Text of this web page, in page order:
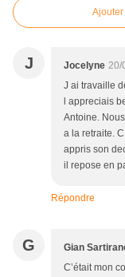
J Jocelyne 20/
J ai travaille
l appreciais
Antoine.
a la retraite.
appris son
il repose en
Répondre
G Gian
C’était mon